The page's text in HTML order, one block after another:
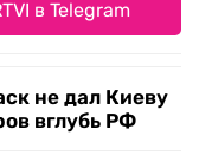
в Telegram
не дал Киеву
вглубь РФ